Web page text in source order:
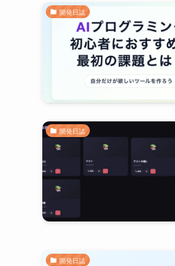
開発日誌
開発日誌
開発日誌